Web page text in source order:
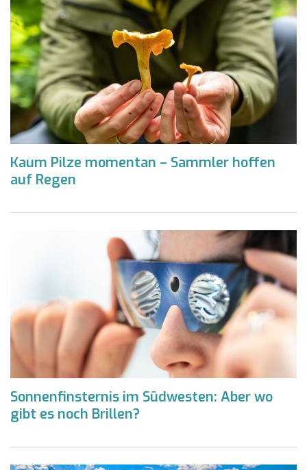
Kaum Pilze momentan – Sammler hoffen
auf Regen
Sonnenfinsternis im Südwesten: Aber wo
gibt es noch Brillen?